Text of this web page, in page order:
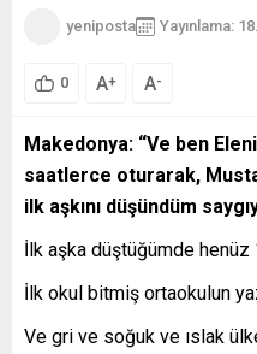
yeniposta Yayınlama:
0 A+ A-
Makedonya: “Ve ben
saatlerce oturarak,
ilk aşkını düşündüm
İlk aşka düştüğümde henüz
İlk okul bitmiş ortaokulun
Ve gri ve soğuk ve ıslak